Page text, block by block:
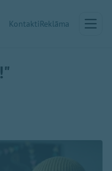
KontaktiReklāma